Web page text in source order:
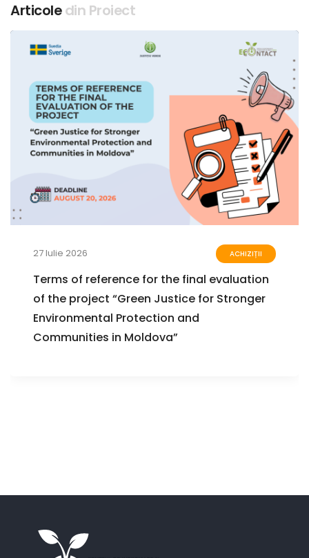
Articoledin Proiect
27 Iulie 2026 ACHIZIȚII
Terms of reference for the final evaluation
of the project “Green Justice for Stronger
Environmental Protection and
Communities in Moldova”